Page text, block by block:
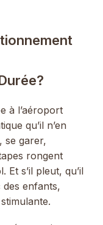
à l’aéroport
qu’il n’en
se garer,
rongent
s’il pleut, qu’il
enfants,